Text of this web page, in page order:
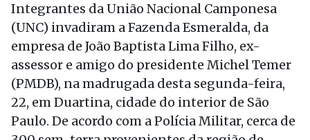
Integrantes da União Nacional Camponesa
(UNC) invadiram a Fazenda Esmeralda, da
empresa de João Baptista Lima Filho, ex-
assessor e amigo do presidente Michel Temer
(PMDB), na madrugada desta segunda-feira,
22, em Duartina, cidade do interior de São
Paulo. De acordo com a Polícia Militar, cerca de